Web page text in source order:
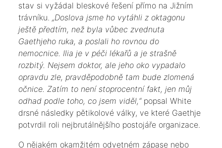
stav si vyžádal bleskové řešení přímo na Jižním
trávníku.„Doslova jsme ho vytáhli z oktagonu
ještě předtím, než byla vůbec zvednuta
Gaethjeho ruka, a poslali ho rovnou do
nemocnice. Ilia je v péči lékařů a je strašně
rozbitý. Nejsem doktor, ale jeho oko vypadalo
opravdu zle, pravděpodobně tam bude zlomená
očnice. Zatím to není stoprocentní fakt, jen můj
odhad podle toho, co jsem viděl,“popsal White
drsné následky pětikolové války, ve které Gaethje
potvrdil roli nejbrutálnějšího postojáře organizace.
​O nějakém okamžitém odvetném zápase nebo